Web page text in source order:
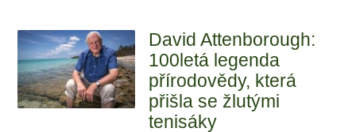
David Attenborough:
100letá legenda
přírodovědy, která
přišla se žlutými
tenisáky